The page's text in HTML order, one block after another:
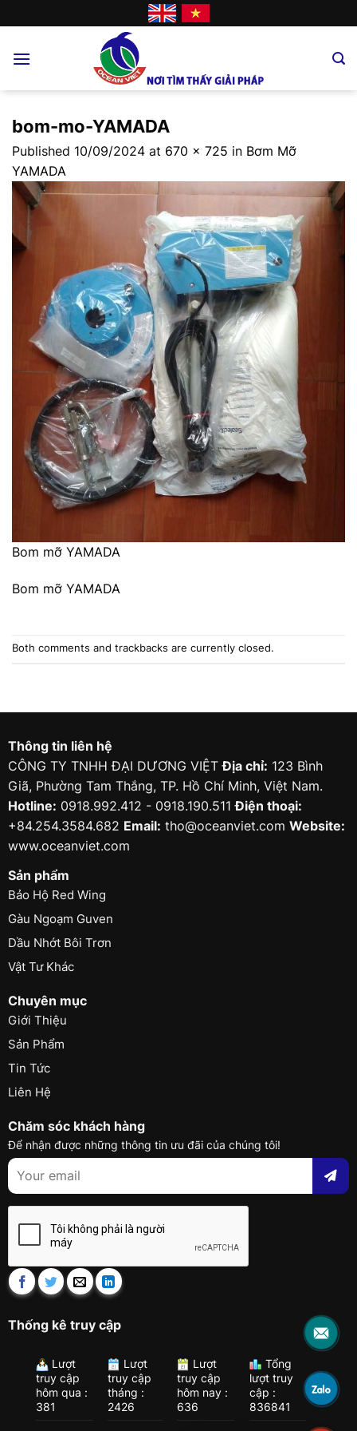
to
bom-mo-YAMADA
Published 10/09/2024 at 670 × 725 in Bơm Mỡ
YAMADA
Bom mỡ YAMADA
Bom mỡ YAMADA
Both comments and trackbacks are currently closed.
Thông tin liên hệ
CÔNG TY TNHH ĐẠI DƯƠNG VIỆTĐịa chỉ: 123 Bình
Giã, Phường Tam Thắng, TP. Hồ Chí Minh, Việt Nam.
Hotline: 0918.992.412 - 0918.190.511Điện thoại:
+84.254.3584.682 Email: tho@oceanviet.com Website:
www.oceanviet.com
Sản phẩm
Bảo Hộ Red Wing
Gàu Ngoạm Guven
Dầu Nhớt Bôi Trơn
Vật Tư Khác
Chuyên mục
Giới Thiệu
Sản Phẩm
Tin Tức
Liên Hệ
Chăm sóc khách hàng
Để nhận được những thông tin ưu đãi của chúng tôi!
Thống kê truy cập
Lượt
truy cập
hôm qua :
381
Lượt
truy cập
tháng :
2426
Lượt
truy cập
hôm nay :
636
Tổng
lượt truy
cập :
836841